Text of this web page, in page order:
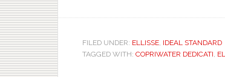
FILED UNDER: ELLISSE, IDEAL STANDARD
TAGGED WITH: COPRIWATER DEDICATI,